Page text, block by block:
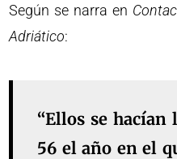
Según se narra en
Adriático:
“Ellos se hacían
56 el año en el